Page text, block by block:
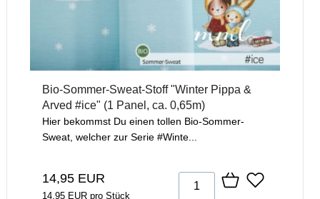
Bio-Sommer-Sweat-Stoff "Winter Pippa &
Arved #ice" (1 Panel, ca. 0,65m)
Hier bekommst Du einen tollen Bio-Sommer-
Sweat, welcher zur Serie #Winte...
14,95 EUR
14,95 EUR pro Stück